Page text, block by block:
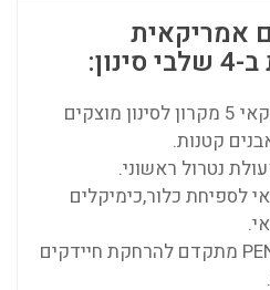
אמריקאית
סנן פוליפרופילן אמריקאי 5 מקרון לסינון מוצקים
קטנות.
נטרול ראשוני.
לספיחת כלור,כימיקלים
סנן קו (קוקוס) PENTEK מתקדם להרחקת חיידקים